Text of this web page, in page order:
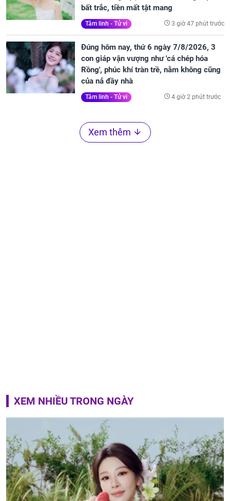
bất trắc, tiền mất tật mang
Tâm linh - Tử vi 3 giờ 47 phút trước
Đúng hôm nay, thứ 6 ngày 7/8/2026, 3
con giáp vận vượng như 'cá chép hóa
Rồng', phúc khí tràn trề, nằm không cũng
của nả đầy nhà
Tâm linh - Tử vi 4 giờ 2 phút trước
Xem thêm
XEM NHIỀU TRONG NGÀY